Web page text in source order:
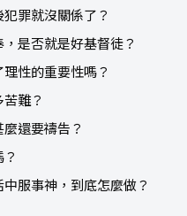
罪就沒關係了？
是否就是好基督徒？
性的重要性嗎？
難？
還要禱告？
服事神，到底怎麼做？